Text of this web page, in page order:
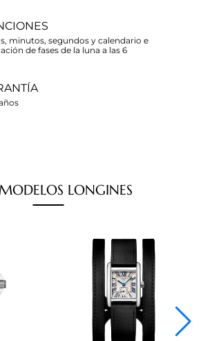
minutos, segundos y calendario e
de fases de la luna a las 6
LONGINES